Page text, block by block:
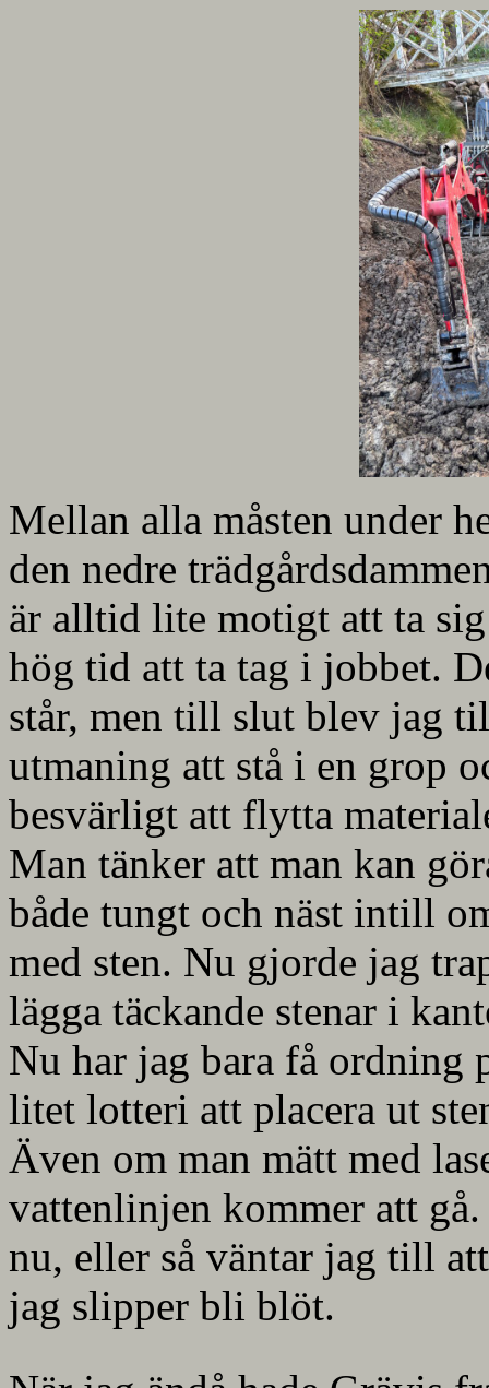
Mellan alla måsten under
den nedre
är alltid lite motigt att ta
hög tid att ta tag i jobbet.
står, men till slut blev jag
utmaning att stå i en grop
besvärligt att flytta
Man tänker att man kan
både tungt och näst intill
med sten. Nu gjorde jag
lägga täckande stenar i
Nu har jag bara få ordning
litet lotteri att placera ut
Även om man mätt med
vattenlinjen kommer att
nu, eller så väntar jag till
jag slipper bli blöt.